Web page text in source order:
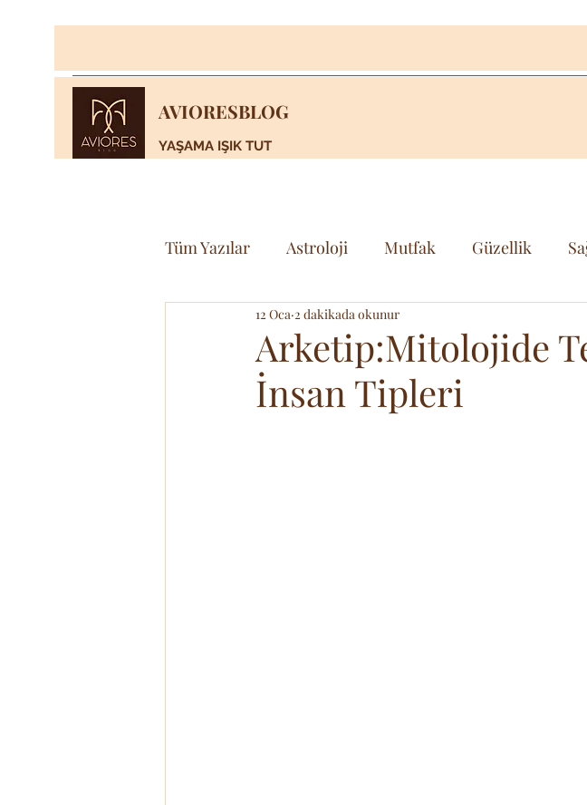
AVIORESBLOG
YAŞAMA IŞIK TUT
Tüm Yazılar Astroloji Mutfak Güzellik
Bilim & Teknoloji
Arketip:Mitolojide
İnsan Tipleri
12 Oca 2 dakikada okunur